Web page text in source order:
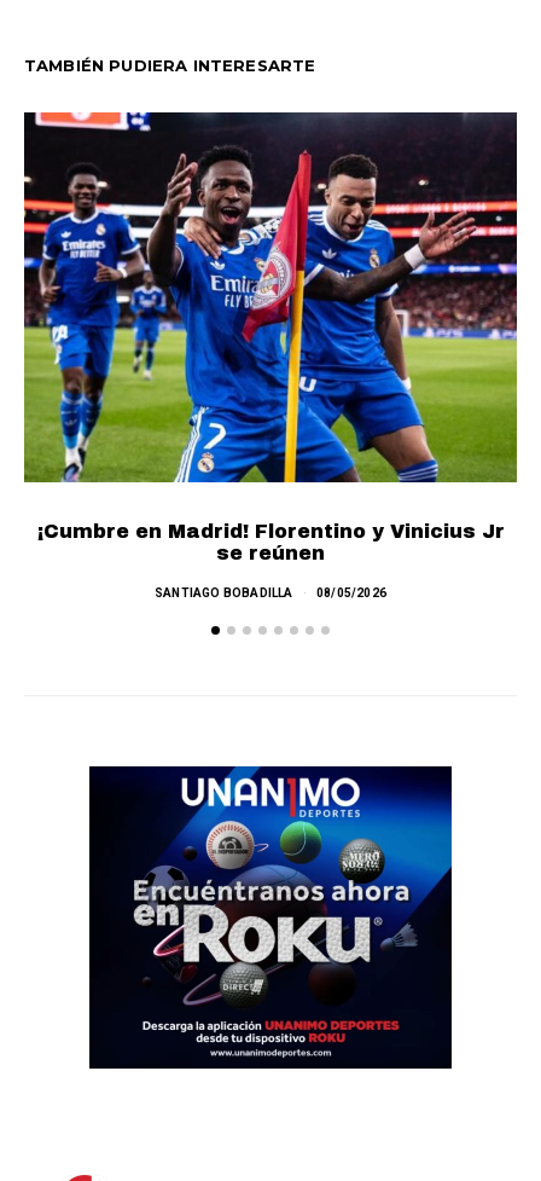
TAMBIÉN PUDIERA INTERESARTE
¡Cumbre en Madrid! Florentino y Vinicius Jr
se reúnen
SANTIAGO BOBADILLA 08/05/2026